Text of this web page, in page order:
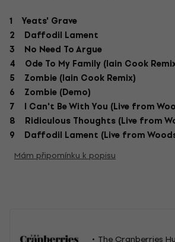
1 Yeats' Grave
2 Daffodil Lament
3 No Need To Argue
4 Ode To My Family (Iain Cook
5 Zombie (Iain Cook Remix)
6 Zombie (Demo)
7 I Can't Be With You (Live from
8 Ridiculous Thoughts (Live from
9 Daffodil Lament (Live from
Mám připomínku k popisu
The Cranberries